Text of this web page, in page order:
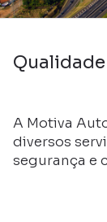
A Motiva
diversos
segurança e